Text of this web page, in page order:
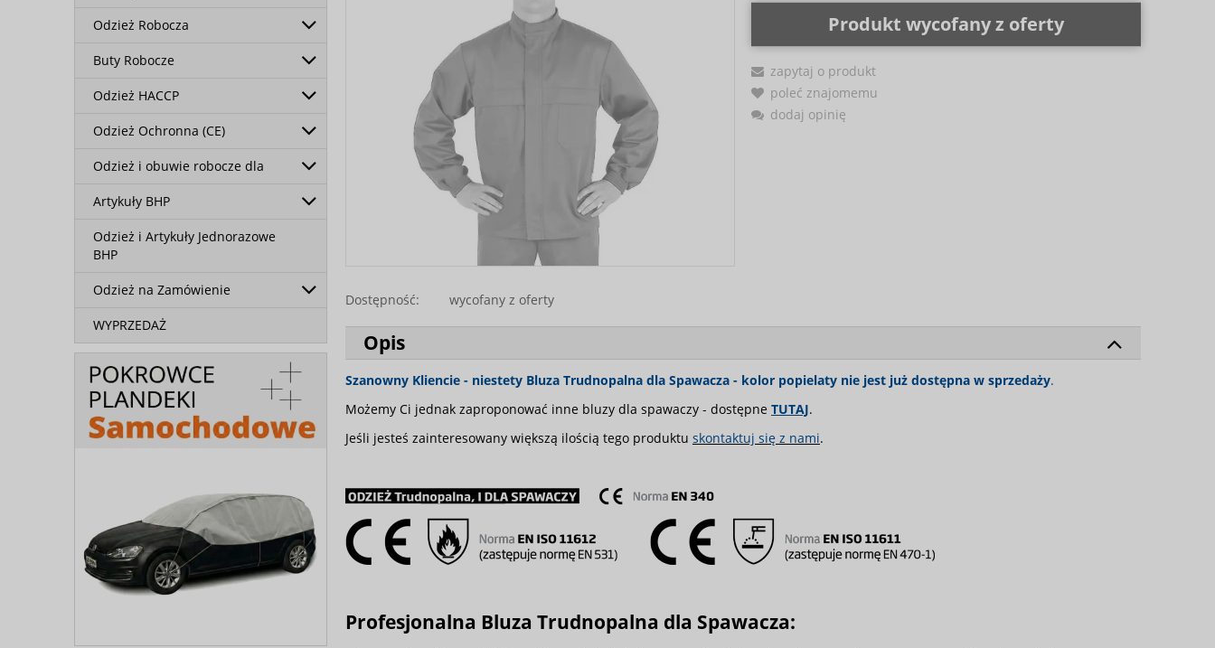
Odzież Robocza
Buty Robocze
Odzież HACCP
Odzież Ochronna (CE)
Odzież i obuwie robocze dla
Artykuły BHP
Odzież i Artykuły Jednorazowe
BHP
Odzież na Zamówienie
WYPRZEDAŻ
Dostępność: wycofany z oferty
Produkt wycofany z oferty
zapytaj o produkt
poleć znajomemu
dodaj opinię
Opis
Szanowny Kliencie - niestety Bluza Trudnopalna dla Spawacza - kolor popielaty nie jest już dostępna w sprzedaży.
Możemy Ci jednak zaproponować inne bluzy dla spawaczy - dostępne TUTAJ.
Jeśli jesteś zainteresowany większą ilością tego produktu skontaktuj się z nami.
Profesjonalna Bluza Trudnopalna dla Spawacza: